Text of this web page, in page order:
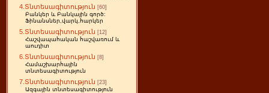
4.Տնտեսագիտություն [60]
Բանկեր և Բանկային գործ:
Ֆինանսներ,վարկ,հարկեր
5.Տնտեսագիտություն [12]
Հաշվապահական հաշվառում և
աուդիտ
6.Տնտեսագիտություն [8]
Համաշխարհային
տնտեսագիտություն
7.Տնտեսագիտություն [23]
Ազգային տնտեսագիտություն